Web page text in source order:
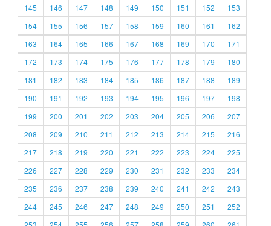
145
146 147 148 149 150 151 152
153
154
155 156 157 158 159 160 161
162
163
164 165 166 167 168 169 170
171
172
173 174 175 176 177 178 179
180
181
182 183 184 185 186 187 188
189
190
191 192 193 194 195 196 197
198
199
200 201 202 203 204 205 206
207
208
209 210 211 212 213 214 215
216
217
218 219 220 221 222 223 224
225
226
227 228 229 230 231 232 233
234
235
236 237 238 239 240 241 242
243
244
245 246 247 248 249 250 251
252